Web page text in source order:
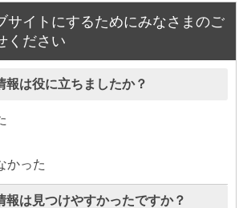
サイトにするためにみなさまのご
ください
報は役に立ちましたか？
かった
報は見つけやすかったですか？